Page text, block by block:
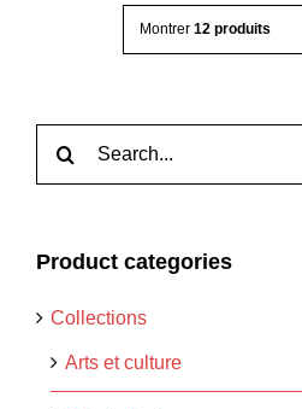
Montrer 12 produits
Product categories
Collections
Arts et culture